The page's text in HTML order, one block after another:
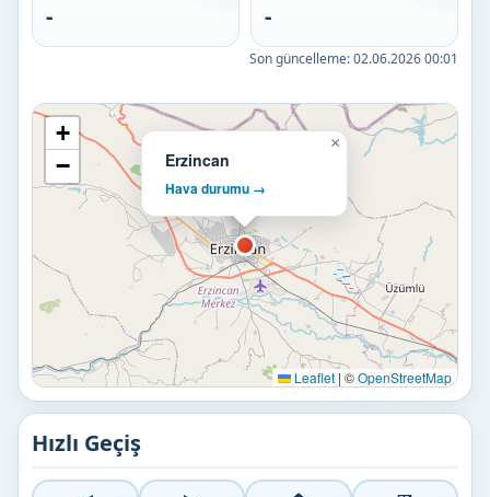
- -
Son güncelleme:02.06.2026 00:01
Erzincan
Hava durumu →
×
+
−
Leaflet | ©OpenStreetMap
Hızlı Geçiş